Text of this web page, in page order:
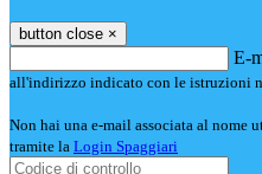
button close ×
E-
all'indirizzo indicato con le istruzioni
Non hai una e-mail associata al nome
tramite la Login Spaggiari